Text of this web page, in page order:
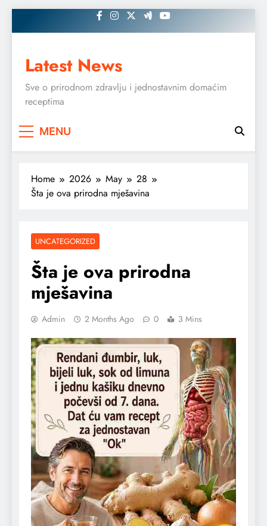
to
Latest News
Sve o prirodnom zdravlju i jednostavnim domaćim
receptima
MENU
Home 2026 May
28
Šta je ova prirodna mješavina
UNCATEGORIZED
Šta je ova prirodna
mješavina
Admin 2 Months Ago 0 3 Mins